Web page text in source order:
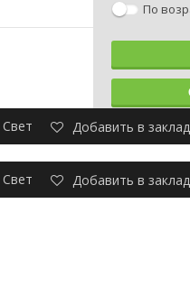
По
Свет Добавить в
Свет Добавить в